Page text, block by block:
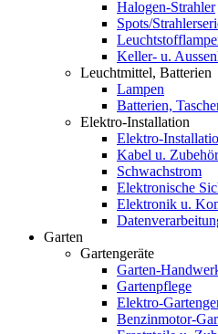
Halogen-Strahler
Spots/
Keller- u.
Leuchtmittel, Batterien
Lampen
Batterien,
Elektro-Installation
Elektro-
Kabel u. Zubehör
Schwachstrom
Elektronische
Elektronik u.
Garten
Gartengeräte
Garten-
Gartenpflege
Elektro-
Benzinmotor-